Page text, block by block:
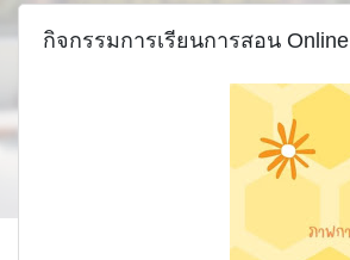
กิจกรรมการเรียนการสอน Online